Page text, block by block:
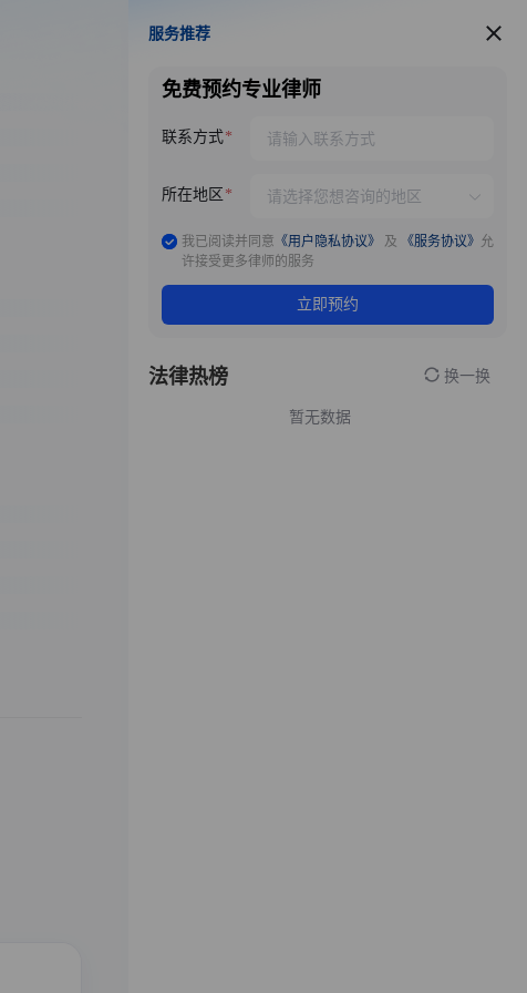
服务推荐
服务推荐
免费预约专业律师
联系方式
所在地区
我已阅读并同意 《用户隐私协议》 及 《服务协议》 允
许接受更多律师的服务
立即预约
法律热榜 换一换
暂无数据